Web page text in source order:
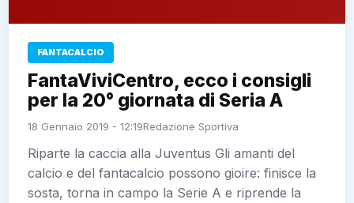
FANTACALCIO
FantaViviCentro, ecco i consigli
per la 20° giornata di Seria A
18 Gennaio 2019 - 12:19Redazione Sportiva
Riparte la caccia alla Juventus Gli amanti del
calcio e del fantacalcio possono gioire: finisce la
sosta, torna in campo la Serie A e riprende la